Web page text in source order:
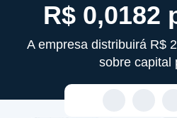
R$ 0,0182
A empresa distribuirá R$
sobre capital